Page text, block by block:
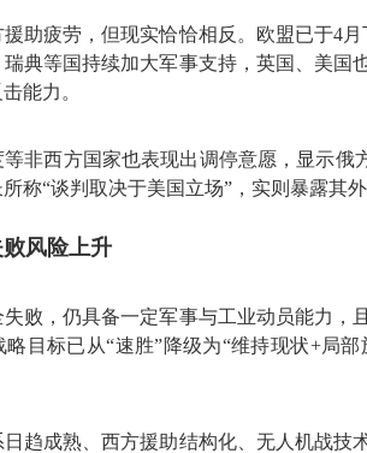
助疲劳，但现实恰恰相反。欧盟已于4月
典等国持续加大军事支持，英国、美国
能力。
非西方国家也表现出调停意愿，显示俄
称“谈判取决于美国立场”，实则暴露其外
风险上升
失败，仍具备一定军事与工业动员能力，
目标已从“速胜”降级为“维持现状+局
趋成熟、西方援助结构化、无人机战技